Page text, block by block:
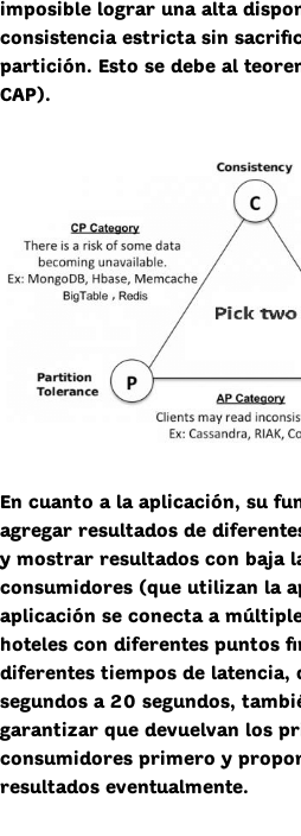
imposible lograr una alta
consistencia estricta sin
partición. Esto se debe al
CAP).
En cuanto a la aplicación, su
agregar resultados de
y mostrar resultados con baja
consumidores (que utilizan la
aplicación se conecta a
hoteles con diferentes puntos
diferentes tiempos de latencia,
segundos a 20 segundos,
garantizar que devuelvan los
consumidores primero y
resultados eventualmente.